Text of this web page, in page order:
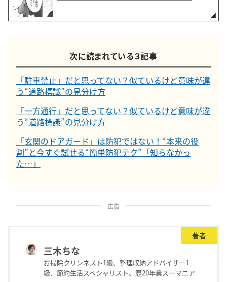
次に読まれている３記事
「駐車禁止」だと思ってない？似ているけど意味が違
う“道路標識”の見分け方
「一方通行」だと思ってない？似ているけど意味が違
う“道路標識”の見分け方
「玄関のドアガード」は防犯ではない！“本来の役
割”と今すぐ試せる“簡単防犯テク”「知らなかっ
た…」
広告
著者
三木ちな
お掃除クリンネスト1級、整理収納アドバイザー1
級、節約生活スペシャリスト、歴20年業スーマニア